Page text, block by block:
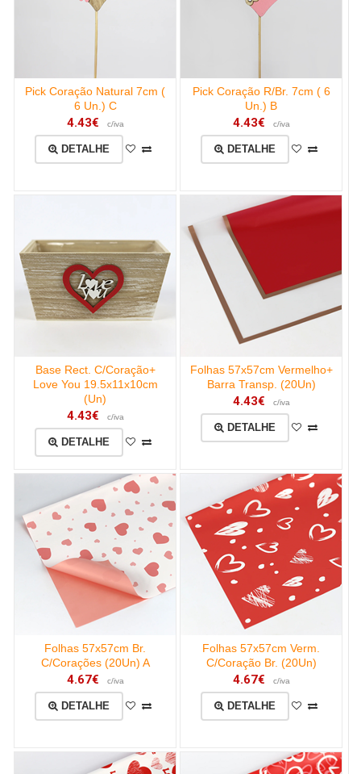
Pick Coração Natural 7cm (
6 Un.) C
4.43€ c/iva
DETALHE
Pick Coração R/Br. 7cm ( 6
Un.) B
4.43€ c/iva
DETALHE
Base Rect. C/Coração+
Love You 19.5x11x10cm
(Un)
4.43€ c/iva
DETALHE
Folhas 57x57cm Vermelho+
Barra Transp. (20Un)
4.43€ c/iva
DETALHE
Folhas 57x57cm Br.
C/Corações (20Un) A
4.67€ c/iva
DETALHE
Folhas 57x57cm Verm.
C/Coração Br. (20Un)
4.67€ c/iva
DETALHE